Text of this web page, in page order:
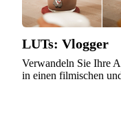
LUTs: Vlogger
Verwandeln Sie Ihre
in einen filmischen